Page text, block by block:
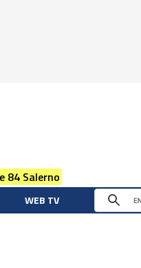
84 Salerno
WEB TV